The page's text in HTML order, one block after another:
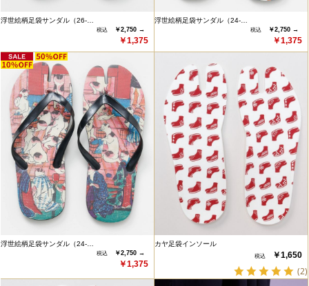
浮世絵柄足袋サンダル（26-…
￥2,750 →
￥1,375
浮世絵柄足袋サンダル（24-…
￥2,750 →
￥1,375
浮世絵柄足袋サンダル（24-…
￥2,750 →
￥1,375
カヤ足袋インソール
￥1,650
(2)